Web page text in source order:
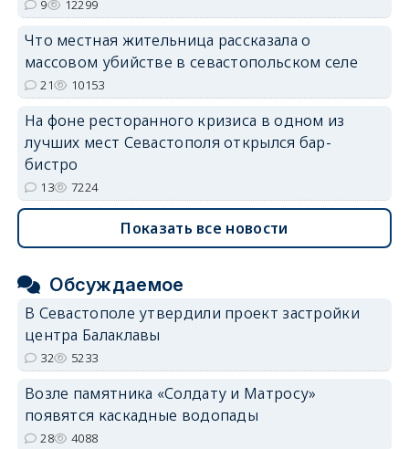
9 12299
Что местная жительница рассказала о
массовом убийстве в севастопольском селе
21 10153
На фоне ресторанного кризиса в одном из
лучших мест Севастополя открылся бар-
бистро
13 7224
Показать все новости
Обсуждаемое
В Севастополе утвердили проект застройки
центра Балаклавы
32 5233
Возле памятника «Солдату и Матросу»
появятся каскадные водопады
28 4088